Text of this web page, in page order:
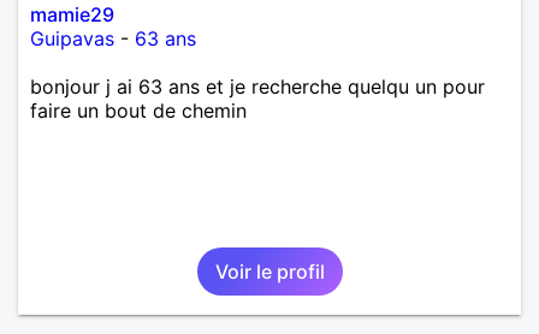
mamie29
Guipavas - 63 ans
bonjour j ai 63 ans et je recherche quelqu un pour
faire un bout de chemin
Voir le profil